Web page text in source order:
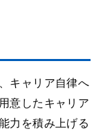
キャリア自律へ
意したキャリア
力を積み上げる